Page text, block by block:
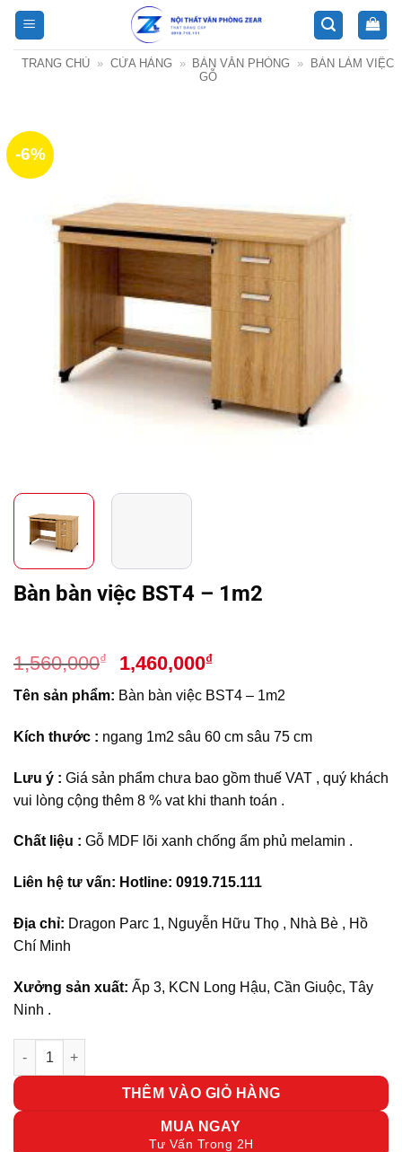
Bỏ
qua
nội
TRANG CHỦ » CỬA HÀNG » BÀN VĂN PHÒNG »
BÀN LÀM VIỆC
GỖ
-6%
Bàn bàn việc BST4 – 1m2
1,560,000₫
Giá
gốc
là:
1,560,000₫.
1,460,000₫Giá
tại
là:
1,460,000₫.
Tên sản phẩm: Bàn bàn việc BST4 – 1m2
Kích thước : ngang 1m2 sâu 60 cm sâu 75 cm
Lưu ý : Giá sản phẩm chưa bao gồm thuế VAT , quý khách
vui lòng cộng thêm 8 % vat khi thanh toán .
Chất liệu : Gỗ MDF lõi xanh chống ẩm phủ melamin .
Liên hệ tư vấn: Hotline: 0919.715.111
Địa chỉ: Dragon Parc 1, Nguyễn Hữu Thọ , Nhà Bè , Hồ
Chí Minh
Xưởng sản xuất: Ấp 3, KCN Long Hậu, Cần Giuộc, Tây
Ninh .
Bàn bàn việc BST4 - 1m2 số lượng
THÊM VÀO GIỎ HÀNG
MUA NGAY
Tư Vấn Trong 2H